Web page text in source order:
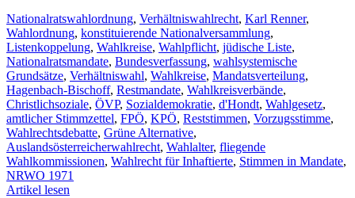
Nationalratswahlordnung, Verhältniswahlrecht, Karl Renner,
Wahlordnung, konstituierende Nationalversammlung,
Listenkoppelung, Wahlkreise, Wahlpflicht, jüdische Liste,
Nationalratsmandate, Bundesverfassung, wahlsystemische
Grundsätze, Verhältniswahl, Wahlkreise, Mandatsverteilung,
Hagenbach-Bischoff, Restmandate, Wahlkreisverbände,
Christlichsoziale, ÖVP, Sozialdemokratie, d'Hondt, Wahlgesetz,
amtlicher Stimmzettel, FPÖ, KPÖ, Reststimmen, Vorzugsstimme,
Wahlrechtsdebatte, Grüne Alternative,
Auslandsösterreicherwahlrecht, Wahlalter, fliegende
Wahlkommissionen, Wahlrecht für Inhaftierte, Stimmen in Mandate,
NRWO 1971
Artikel lesen